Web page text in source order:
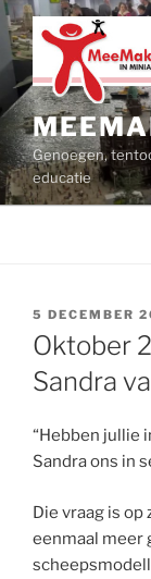
Ga
naar
de
inhoud
Genoegen,
educatie
GEPLAATST
OP
5 DECEMBER
Oktober
Sandra
“Hebben jullie
Sandra ons in
Die vraag is
eenmaal meer